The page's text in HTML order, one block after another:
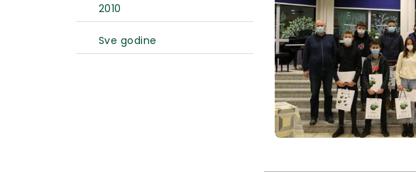
2010
Sve godine